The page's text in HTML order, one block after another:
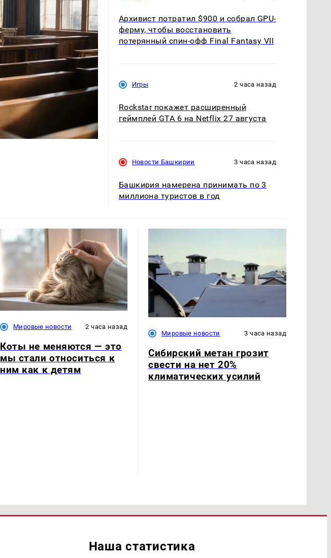
Архивист потратил $900 и собрал GPU-
ферму, чтобы восстановить
потерянный спин-офф Final Fantasy VII
Игры 2 часа назад
Rockstar покажет расширенный
геймплей GTA 6 на Netflix 27 августа
Новости Башкирии 3 часа назад
Башкирия намерена принимать по 3
миллиона туристов в год
Мировые новости 2 часа назад
Коты не меняются — это
мы стали относиться к
ним как к детям
Мировые новости 3 часа назад
Сибирский метан грозит
свести на нет 20%
климатических усилий
Наша статистика